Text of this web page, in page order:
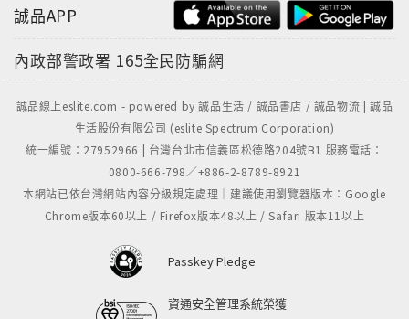
誠品APP
內政部警政署 165全民防騙網
誠品線上eslite.com - powered by 誠品生活 / 誠品書店 / 誠品物流 | 誠品
生活股份有限公司 (eslite Spectrum Corporation)
統一編號：27952966 | 台灣台北市信義區松德路204號B1 服務電話：
0800-666-798／+886-2-8789-8921
本網站已依台灣網站內容分級規定處理｜建議使用瀏覽器版本：Google
Chrome版本60以上 / Firefox版本48以上 / Safari 版本11以上
Passkey Pledge
資通安全管理系統榮獲